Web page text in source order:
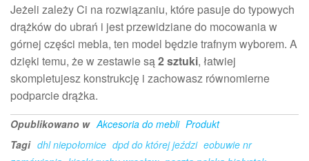
Jeżeli zależy Ci na rozwiązaniu, które pasuje do typowych
drążków do ubrań i jest przewidziane do mocowania w
górnej części mebla, ten model będzie trafnym wyborem. A
dzięki temu, że w zestawie są2 sztuki, łatwiej
skompletujesz konstrukcję i zachowasz równomierne
podparcie drążka.
Opublikowano w Akcesoria do mebli Produkt
Tagi dhl niepołomice dpd do której jeździ eobuwie nr